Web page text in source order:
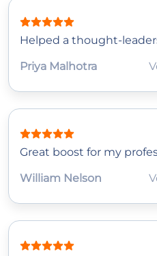
Helped a
Priya Malhotra
Great boost for my
William Nelson